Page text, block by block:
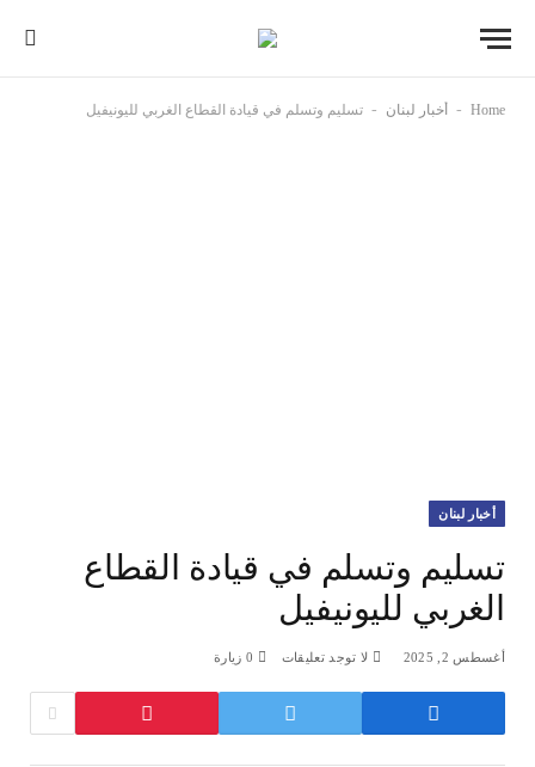
Home
- أخبار لبنان - تسليم وتسلم في قيادة القطاع الغربي لليونيفيل
أخبار لبنان
تسليم وتسلم في قيادة القطاع
الغربي لليونيفيل
أغسطس 2, 2025 لا توجد تعليقات 0 زيارة